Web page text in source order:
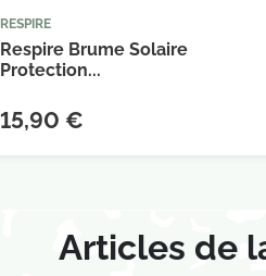

RESPIRE
Respire Brume Solaire
Protection...
15,90 €
Articles de